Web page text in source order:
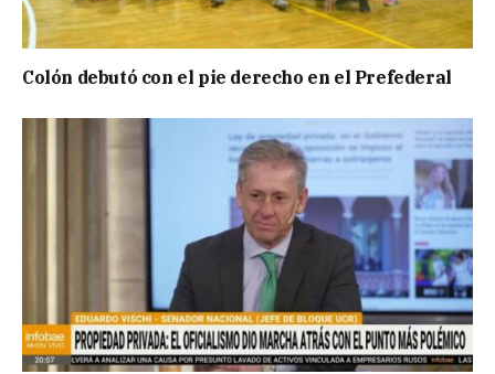
Colón debutó con el pie derecho en el Prefederal